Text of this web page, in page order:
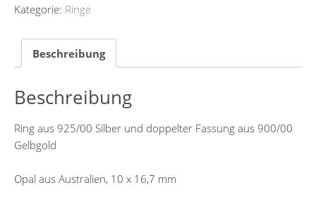
Kategorie: Ringe
Beschreibung
Beschreibung
Ring aus 925/00 Silber und doppelter Fassung aus 900/00
Gelbgold
Opal aus Australien, 10 x 16,7 mm